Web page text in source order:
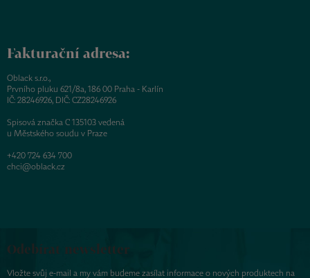
Fakturační adresa:
Oblack s.r.o.,
Prvního pluku 621/8a, 186 00 Praha - Karlín
IČ: 28246926, DIČ: CZ28246926
Spisová značka C 135103 vedená
u Městského soudu v Praze
+420 724 634 700
chci@oblack.cz
Odebírat newsletter
Vložte svůj e-mail a my vám budeme zasílat informace o nových produktech na